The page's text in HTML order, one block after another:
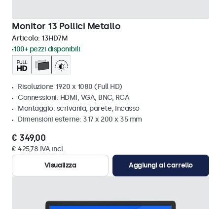
Monitor 13 Pollici Metallo
Articolo: 13HD7M
100+ pezzi disponibili
Risoluzione 1920 x 1080 (Full HD)
Connessioni: HDMI, VGA, BNC, RCA
Montaggio: scrivania, parete, incasso
Dimensioni esterne: 317 x 200 x 35 mm
€ 349,00
€ 425,78 IVA incl.
Visualizza
Aggiungi al carrello